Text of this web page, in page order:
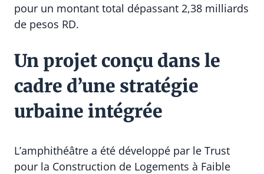
pour un montant total dépassant 2,38 milliards
de pesos RD.
Un projet conçu dans le
cadre d’une stratégie
urbaine intégrée
L’amphithéâtre a été développé par le Trust
pour la Construction de Logements à Faible